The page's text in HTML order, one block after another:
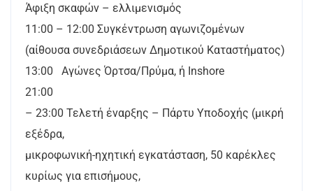
Άφιξη σκαφών – ελλιμενισμός
11:00 – 12:00 Συγκέντρωση αγωνιζομένων
(αίθουσα συνεδριάσεων Δημοτικού Καταστήματος)
13:00 Αγώνες Όρτσα/Πρύμα, ή Inshore
21:00
– 23:00 Τελετή έναρξης – Πάρτυ Υποδοχής (μικρή
εξέδρα,
μικροφωνική-ηχητική εγκατάσταση, 50 καρέκλες
κυρίως για επισήμους,